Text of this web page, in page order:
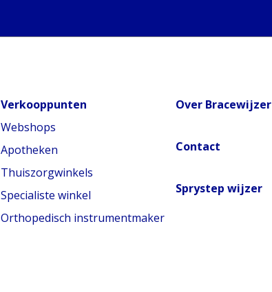
Verkooppunten
Webshops
Apotheken
Thuiszorgwinkels
Specialiste winkel
Orthopedisch instrumentmaker
Over Bracewijzer
Contact
Sprystep wijzer